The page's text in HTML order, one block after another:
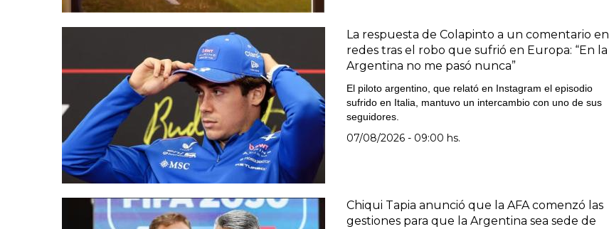
La respuesta de Colapinto a un comentario en
redes tras el robo que sufrió en Europa: “En la
Argentina no me pasó nunca”
El piloto argentino, que relató en Instagram el episodio
sufrido en Italia, mantuvo un intercambio con uno de sus
seguidores.
07/08/2026 - 09:00 hs.
Chiqui Tapia anunció que la AFA comenzó las
gestiones para que la Argentina sea sede de